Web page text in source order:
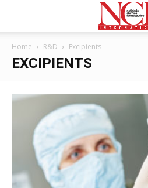
Home R&D Excipients
EXCIPIENTS